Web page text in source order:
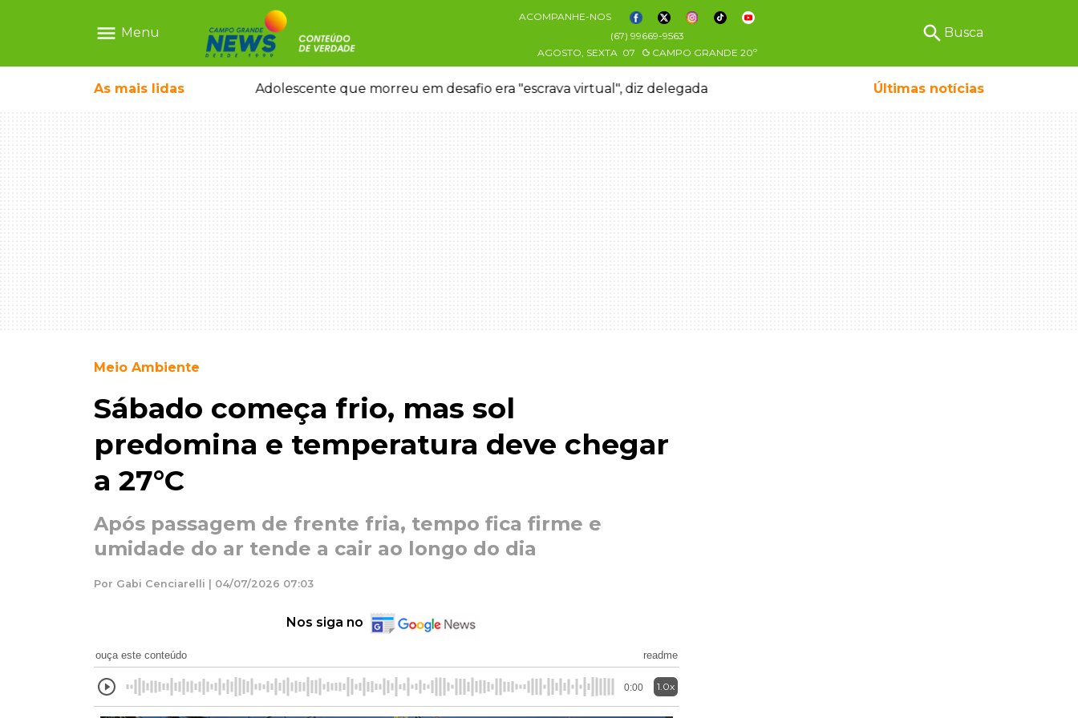
menu Menu
ACOMPANHE-NOS
(67) 99669-9563
AGOSTO, SEXTA 07 CAMPO GRANDE 20º
search Busca
As mais lidas
ganhar dia oficial em MS Adolescente que morreu em desafio era "escrava virtual", diz delegada Últimas notícias
Meio Ambiente
Sábado começa frio, mas sol
predomina e temperatura deve chegar
a 27°C
Após passagem de frente fria, tempo fica firme e
umidade do ar tende a cair ao longo do dia
Por Gabi Cenciarelli | 04/07/2026 07:03
Nos siga no
ouça este conteúdo readme
0:00 1.0x